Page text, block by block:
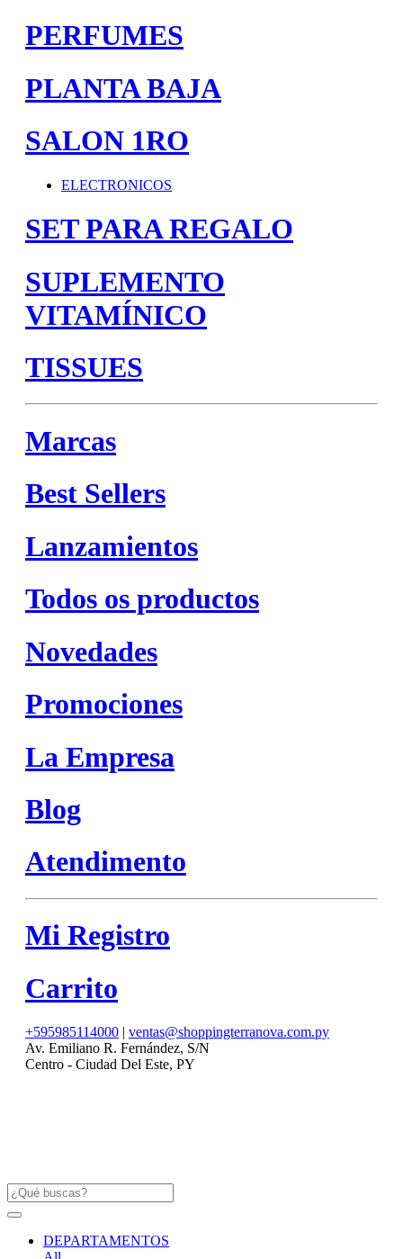
PERFUMES
PLANTA BAJA
SALON 1RO
ELECTRONICOS
SET PARA REGALO
SUPLEMENTO
VITAMÍNICO
TISSUES
Marcas
Best Sellers
Lanzamientos
Todos os productos
Novedades
Promociones
La Empresa
Blog
Atendimento
Mi Registro
Carrito
+595985114000 | ventas@shoppingterranova.com.py
Av. Emiliano R. Fernández, S/N
Centro - Ciudad Del Este, PY
DEPARTAMENTOS